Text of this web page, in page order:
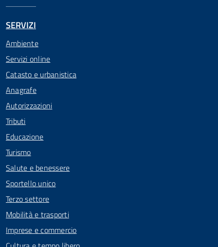
SERVIZI
Ambiente
Servizi online
Catasto e urbanistica
Anagrafe
Autorizzazioni
Tributi
Educazione
Turismo
Salute e benessere
Sportello unico
Terzo settore
Mobilità e trasporti
Imprese e commercio